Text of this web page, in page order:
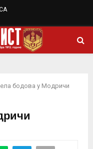
бодова у Модричи